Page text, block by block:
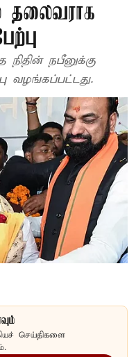
தலைவராக
நிதின் நபீனுக்கு
வழங்கப்பட்டது.
செய்திகளை